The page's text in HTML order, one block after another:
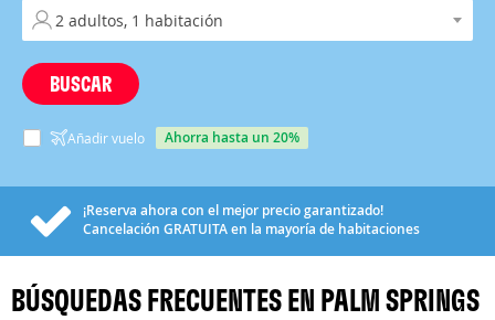
BUSCAR
Añadir vuelo ahorra hasta un 20%
¡Reserva ahora con el mejor precio garantizado!
Cancelación GRATUITAen la mayoría de habitaciones
BÚSQUEDAS FRECUENTES EN PALM SPRINGS